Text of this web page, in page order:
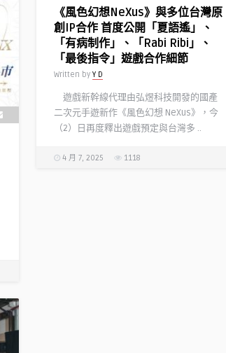
《風色幻想NeXus》與多位台灣原
創IP合作 首度公開「夏語遙」、
「有病制作」、「Rabi Ribi」、
「最後指令」遊戲合作細節
Written by Y D
遊戲新幹線代理由弘煜科技開發的國產
二次元手遊新作《風色幻想 NeXus》，今
（2）日再度釋出遊戲預定與台灣多 ..
4 月 7, 2025 1118